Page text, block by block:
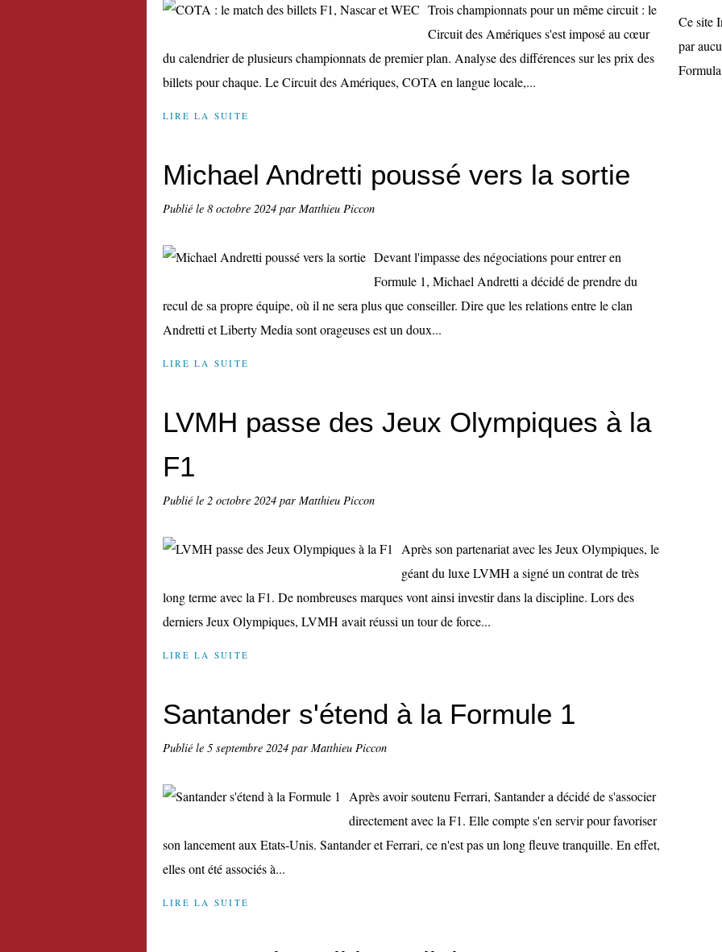
Trois championnats pour un même circuit : le
Circuit des Amériques s'est imposé au cœur
du calendrier de plusieurs championnats de premier plan. Analyse des différences sur les prix des
billets pour chaque. Le Circuit des Amériques, COTA en langue locale,...
LIRE LA SUITE
Michael Andretti poussé vers la sortie
Publié le 8 octobre 2024 par Matthieu Piccon
Devant l'impasse des négociations pour entrer en
Formule 1, Michael Andretti a décidé de prendre du
recul de sa propre équipe, où il ne sera plus que conseiller. Dire que les relations entre le clan
Andretti et Liberty Media sont orageuses est un doux...
LIRE LA SUITE
LVMH passe des Jeux Olympiques à la
F1
Publié le 2 octobre 2024 par Matthieu Piccon
Après son partenariat avec les Jeux Olympiques, le
géant du luxe LVMH a signé un contrat de très
long terme avec la F1. De nombreuses marques vont ainsi investir dans la discipline. Lors des
derniers Jeux Olympiques, LVMH avait réussi un tour de force...
LIRE LA SUITE
Santander s'étend à la Formule 1
Publié le 5 septembre 2024 par Matthieu Piccon
Après avoir soutenu Ferrari, Santander a décidé de s'associer
directement avec la F1. Elle compte s'en servir pour favoriser
son lancement aux Etats-Unis. Santander et Ferrari, ce n'est pas un long fleuve tranquille. En effet,
elles ont été associés à...
LIRE LA SUITE
Ce site
par